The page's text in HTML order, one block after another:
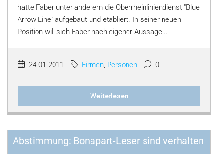
hatte Faber unter anderem die Oberrheinliniendienst "Blue
Arrow Line" aufgebaut und etabliert. In seiner neuen
Position will sich Faber nach eigener Aussage...
24.01.2011 Firmen, Personen 0
Weiterlesen
Abstimmung: Bonapart-Leser sind verhalten